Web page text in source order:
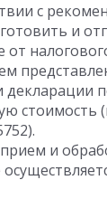
с
и
от
стоимость
и